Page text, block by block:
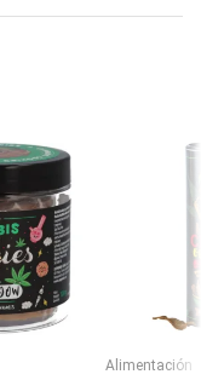
Alimentación